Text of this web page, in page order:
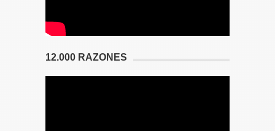
12.000 RAZONES